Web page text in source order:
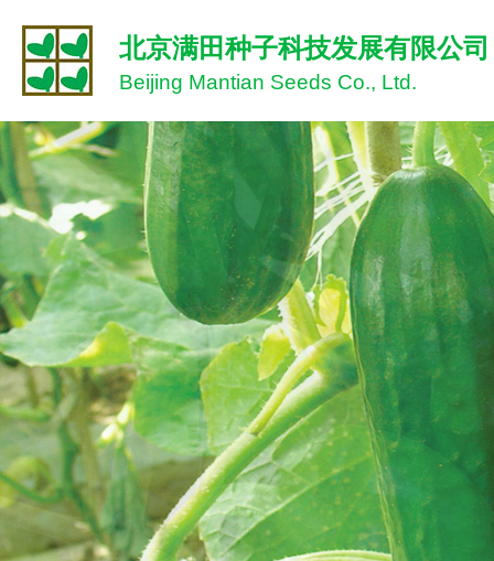
北京满田种子科技发展有限公司
Beijing Mantian Seeds Co., Ltd.